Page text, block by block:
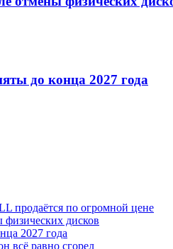
до конца 2027 года
продаётся по огромной цене
дисков
2027 года
всё равно сгорел